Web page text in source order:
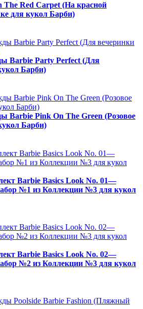
The Red Carpet (На красной
для кукол Барби)
Barbie Party Perfect (Для
Барби)
Barbie Pink On The Green (Розовое
Барби)
Barbie Basics Look No. 01—
№1 из Коллекции №3 для кукол
Barbie Basics Look No. 02—
№2 из Коллекции №3 для кукол